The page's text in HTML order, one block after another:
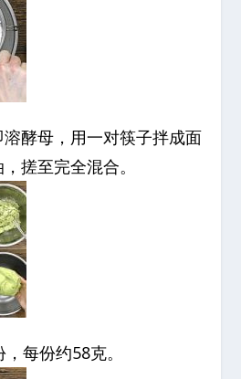
酵母，用一对筷子拌成面
搓至完全混合。
每份约58克。